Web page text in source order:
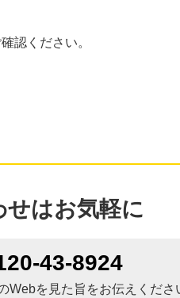
認ください。
せはお気軽に
43-8924
Webを見た旨をお伝えくださ